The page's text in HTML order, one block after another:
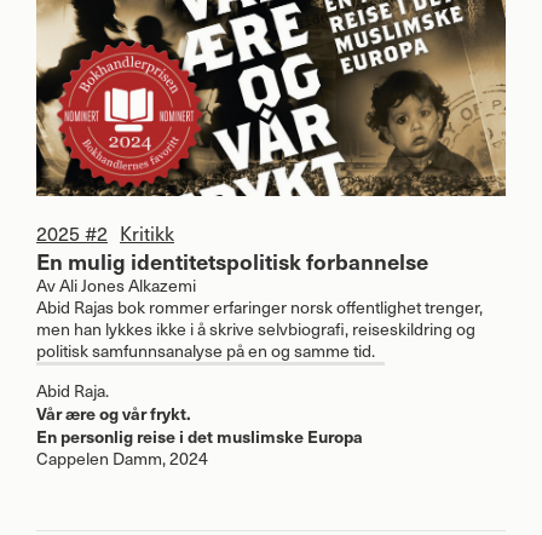
2025 #2 Kritikk
En mulig identitetspolitisk forbannelse
AvAli Jones Alkazemi
Abid Rajas bok rommer erfaringer norsk offentlighet trenger,
men han lykkes ikke i å skrive selvbiografi, reiseskildring og
politisk samfunnsanalyse på en og samme tid.
Abid Raja.
Vår ære og vår frykt.
En personlig reise i det muslimske Europa
Cappelen Damm, 2024